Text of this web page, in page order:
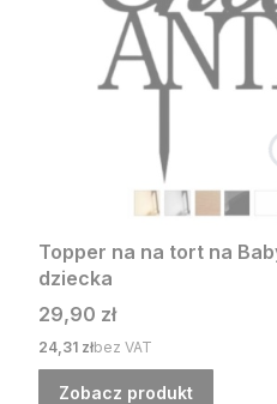
Topper na na tort na
dziecka
Cena
29,90 zł
Cena
24,31 złbez VAT
Zobacz produkt